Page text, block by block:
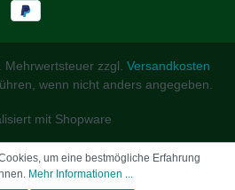
Mehrwertsteuer zzgl. Versandkosten
wenn nicht anders angegeben.
mit Shopware
um eine bestmögliche Erfahrung
Mehr Informationen ...